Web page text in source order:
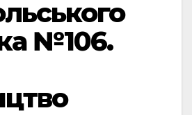
№106.